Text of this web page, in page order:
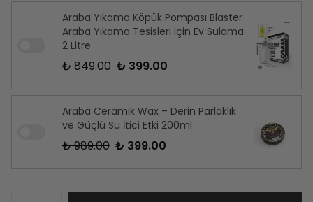
Araba Yıkama Köpük Pompası Blaster
Araba Yıkama Tesisleri için Ev Sulama
2 Litre
₺ 849.00 ₺ 399.00
Araba Ceramik Wax – Derin Parlaklık
ve Güçlü Su İtici Etki 200ml
₺ 989.00 ₺ 399.00